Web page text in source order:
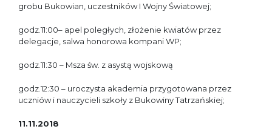
grobu Bukowian, uczestników I Wojny Światowej;
godz.11:00– apel poległych, złożenie kwiatów przez
delegacje, salwa honorowa kompani WP;
godz.11:30 – Msza św. z asystą wojskową
godz.12:30 – uroczysta akademia przygotowana przez
uczniów i nauczycieli szkoły z Bukowiny Tatrzańskiej;
11.11.2018